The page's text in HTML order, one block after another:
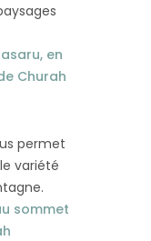
permet
variété